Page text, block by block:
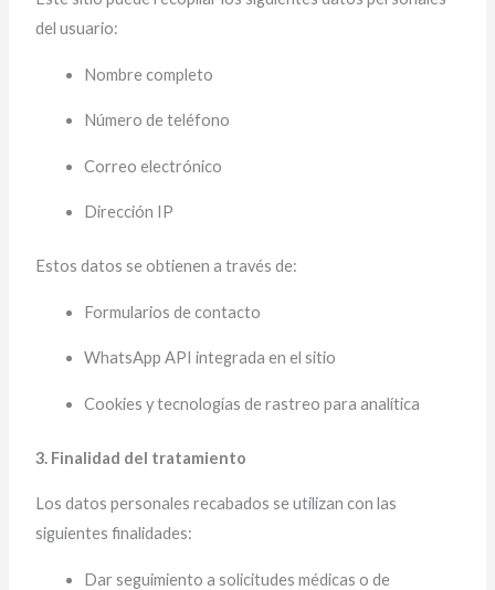
del usuario:
Nombre completo
Número de teléfono
Correo electrónico
Dirección IP
Estos datos se obtienen a través de:
Formularios de contacto
WhatsApp API integrada en el sitio
Cookies y tecnologías de rastreo para analítica
3. Finalidad del tratamiento
Los datos personales recabados se utilizan con las
siguientes finalidades:
Dar seguimiento a solicitudes médicas o de